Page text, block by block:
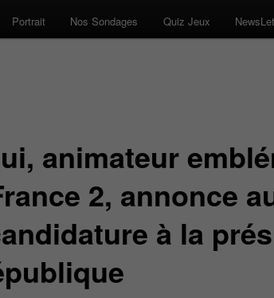
Portrait Nos Sondages Quiz Jeux
animateur
2, annonce
à la